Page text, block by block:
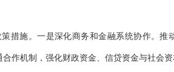
策措施。一是深化商务和金融系统协作。
作机制，强化财政资金、信贷资金与社会